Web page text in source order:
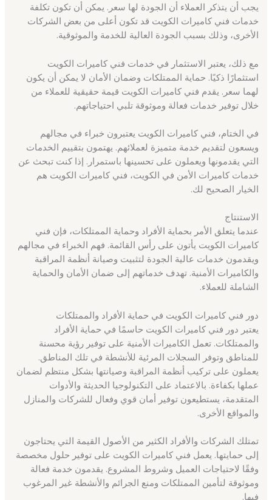
يجب أن يتذكر العملاء أن الجودة لها سعر. يمكن أن تكون تكلفة
خدمات فني كاميرات الكويت قد تكون أعلى من بعض الشركات
الأخرى، وذلك بسبب الجودة العالية للخدمة والموثوقية.
مع ذلك، يعتبر الاستثمار في خدمات فني كاميرات الكويت
استثمارًا ذكيًا. حماية الممتلكات وضمان الأمان لا يمكن أن يكون
لهما سعر. يقدم فني كاميرات الكويت قيمة حقيقية للعملاء من
خلال توفير خدمات فعالة وموثوقة تلبي احتياجاتهم.
في الختام، فني كاميرات الكويت يعتبرون خبراء في مجالهم
ويسعون لتقديم خدمة متميزة لعملائهم. يهتمون بتقييم الخدمات
التي يقدمونها ويعملون على تحسينها باستمرار. إذا كنت تبحث عن
خدمات كاميرات الأمن في الكويت، فني كاميرات الكويت هم
الخيار الصحيح لك.
الاستنتاج
عندما يتعلق الأمر بحماية الأفراد وحماية الممتلكات، فإن فني
كاميرات الكويت يأتون على رأس القائمة. فهم الخبراء في مجالهم
ويقدمون خدمات عالية الجودة لتثبيت وصيانة أنظمة المراقبة
والكاميرات الأمنية. تهدف خدماتهم إلى ضمان الأمان والحماية
الشاملة للعملاء.
دور فني كاميرات الكويت في حماية الأفراد والممتلكات
يعتبر دور فني كاميرات الكويت حاسمًا في حماية الأفراد
والممتلكات. تعمل الكاميرات الأمنية على توفير رؤية محسنة
للمناطق وتوفر السجلات المرئية للأنشطة في تلك المناطق.
يعملون على تركيب أنظمة المراقبة وصيانتها بشكل منتظم لضمان
عملها بكفاءة. بالاعتماد على التكنولوجيا الحديثة والأدوات
المتقدمة، يستطيعون توفير أمان قوي وفعال للشركات والمنازل
والمواقع الأخرى.
تمتلك الشركات والأفراد الكثير من الأصول القيمة التي يحتاجون
إلى حمايتها. يعمل فني كاميرات الكويت على توفير حلول مخصصة
وفقًا لاحتياجات العميل وشروط المشروع. يقدمون خدمة فعالة
وموثوقة لتأمين الممتلكات ومنع الجرائم والأنشطة غير المرغوب
فيها.